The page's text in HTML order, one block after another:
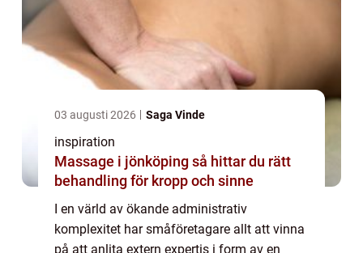
03 augusti 2026 Saga Vinde
inspiration
Massage i jönköping så hittar du rätt
behandling för kropp och sinne
I en värld av ökande administrativ
komplexitet har småföretagare allt att vinna
på att anlita extern expertis i form av en